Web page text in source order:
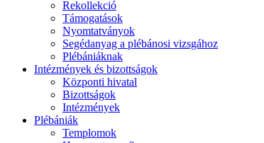
Rekollekció
Támogatások
Nyomtatványok
Segédanyag a plébánosi vizsgához
Plébániáknak
Intézmények és bizottságok
Központi hivatal
Bizottságok
Intézmények
Plébániák
Templomok